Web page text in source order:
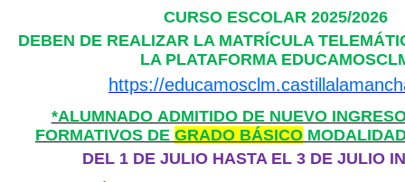
CURSO ESCOLAR 2025/2026
DEBEN DE REALIZAR LA MATRÍCULA
LA PLATAFORMA
https://
*ALUMNADO ADMITIDO DE NUEVO
FORMATIVOS DE GRADO BÁSICO
DEL 1 DE JULIO HASTA EL 3 DE JULIO